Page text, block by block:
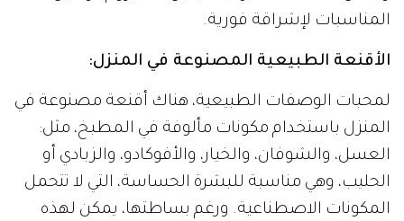
المناسبات لإشراقة فورية.
الأقنعة الطبيعية المصنوعة في المنزل:
لمحبات الوصفات الطبيعية، هناك أقنعة مصنوعة في
المنزل باستخدام مكونات مألوفة في المطبخ، مثل:
العسل، والشوفان، والخيار، والأفوكادو، والزبادي أو
الحليب، وهي مناسبة للبشرة الحساسة، التي لا تتحمل
المكونات الاصطناعية. ورغم بساطتها، يمكن لهذه